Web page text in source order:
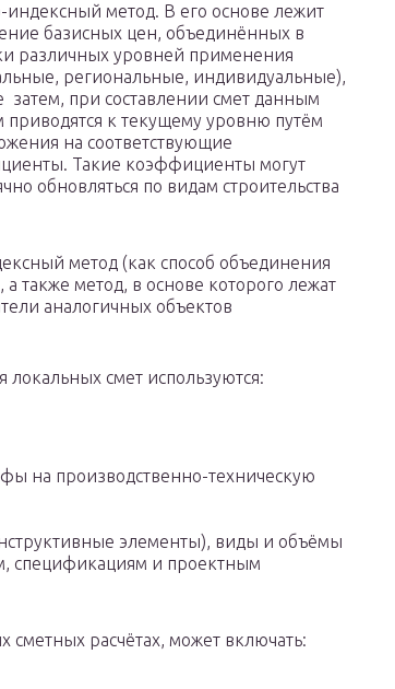
индексный метод. В его основе лежит
базисных цен, объединённых в
различных уровней применения
региональные, индивидуальные),
затем, при составлении смет данным
приводятся к текущему уровню путём
на соответствующие
Такие коэффициенты могут
обновляться по видам строительства
метод (как способ объединения
также метод, в основе которого лежат
аналогичных объектов
смет используются:
на производственно-техническую
элементы), виды и объёмы
спецификациям и проектным
сметных расчётах, может включать: